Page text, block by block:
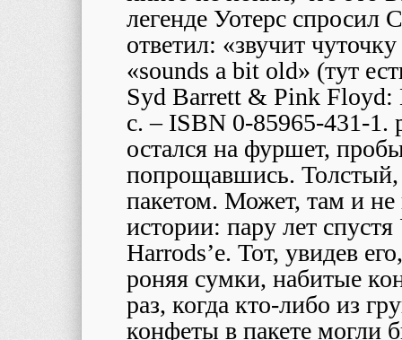
легенде Уотерс спросил
ответил: «звучит
«sounds a bit old» (тут
Syd Barrett & Pink Floyd:
с. – ISBN 0-85965-431-1.
остался на фуршет,
попрощавшись.
пакетом. Может, там и
истории: пару лет
Harrods’е. Тот, увидев
роняя сумки, набитые
раз, когда кто-либо из
конфеты в пакете могли